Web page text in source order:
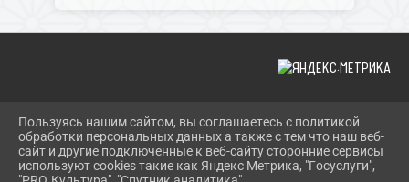
2026 Г. SHERBOK.RU
ВХОД
КАРТА САЙТА
ПОЛИТИКА ОБРАБОТКИ ПЕРСОНАЛЬНЫХ ДАННЫХ
Пользуясь нашим сайтом, вы соглашаетесь с политикой
обработки персональных данных а также с тем что наш веб-
сайт и другие подключенные к веб-сайту сторонние сервисы
используют cookies такие как Яндекс Метрика, "Госуслуги",